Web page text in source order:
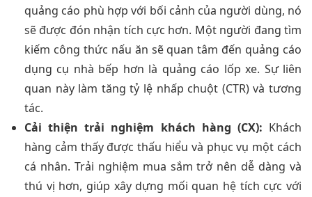
quảng cáo phù hợp với bối cảnh của người dùng, nó
sẽ được đón nhận tích cực hơn. Một người đang tìm
kiếm công thức nấu ăn sẽ quan tâm đến quảng cáo
dụng cụ nhà bếp hơn là quảng cáo lốp xe. Sự liên
quan này làm tăng tỷ lệ nhấp chuột (CTR) và tương
tác.
Cải thiện trải nghiệm khách hàng (CX): Khách
hàng cảm thấy được thấu hiểu và phục vụ một cách
cá nhân. Trải nghiệm mua sắm trở nên dễ dàng và
thú vị hơn, giúp xây dựng mối quan hệ tích cực với